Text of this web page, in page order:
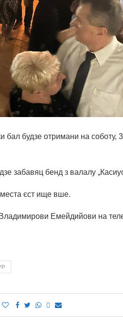
будзе отримани на соботу,
забавяц бенд з валалу
єст ище вше.
Емейдийови на